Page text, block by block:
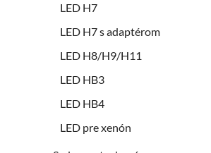
LED H7
LED H7 s adaptérom
LED H8/H9/H11
LED HB3
LED HB4
LED pre xenón